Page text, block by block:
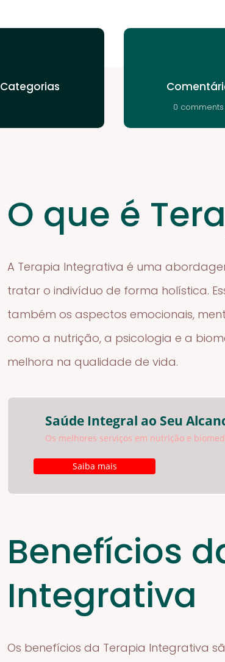
Categorias
0 comments
O que é
A Terapia Integrativa é uma
tratar o indivíduo de forma holística.
também os aspectos emocionais,
como a nutrição, a psicologia e a
melhora na qualidade de vida.
Saúde Integral ao Seu
Os melhores serviços em nutrição e
Saiba mais
Benefícios
Integrativa
Os benefícios da Terapia Integrativa